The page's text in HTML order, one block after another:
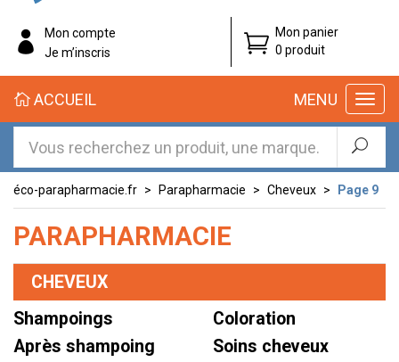
éco-
parapharmacie.fr
éco-
parapharmacie.fr
Mon compte
Je m’inscris
Mon panier
0 produit
MENU
ACCUEIL
éco-parapharmacie.fr Parapharmacie Cheveux Page 9
PARAPHARMACIE
CHEVEUX
Shampoings
Après shampoing
Coloration
Soins cheveux